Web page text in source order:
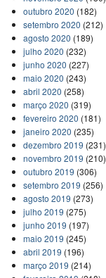
outubro 2020 (182)
setembro 2020 (212)
agosto 2020 (189)
julho 2020 (232)
junho 2020 (227)
maio 2020 (243)
abril 2020 (258)
março 2020 (319)
fevereiro 2020 (181)
janeiro 2020 (235)
dezembro 2019 (231)
novembro 2019 (210)
outubro 2019 (306)
setembro 2019 (256)
agosto 2019 (273)
julho 2019 (275)
junho 2019 (197)
maio 2019 (245)
abril 2019 (196)
março 2019 (214)